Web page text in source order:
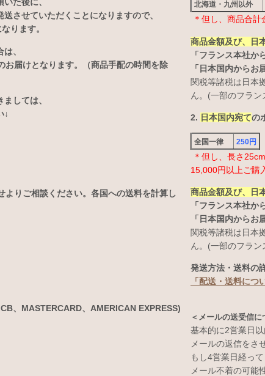
た後に、
させていただくことになりますので、
ります。
、
お届けとなります。（商品手配の時間を除
しては、
↓
よりご相談ください。各国への送料を計算し
、MASTERCARD、AMERICAN EXPRESS)
北海道・九州以外
＊但し、商品合
商品金額及び、日
「フランス本社か
「日本国内からお
関税等諸税は日本
ん。(一部のフラ
2. 日本国内宛ての
全国一律 250円
＊但し、長さ
15,000円以上ご購
商品金額及び、日
「フランス本社か
「日本国内からお
関税等諸税は日本
ん。(一部のフラ
発送方法・送料の
「配送・送料につ
＜メールの送受信に
基本的に2営業日以
メールの返信をさ
もし4営業日経っ
メール不着の可能